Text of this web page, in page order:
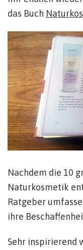
das Buch
Nachdem die 10
Naturkosmetik
Ratgeber
ihre
Sehr inspirierend